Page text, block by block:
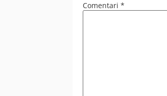
Comentari *